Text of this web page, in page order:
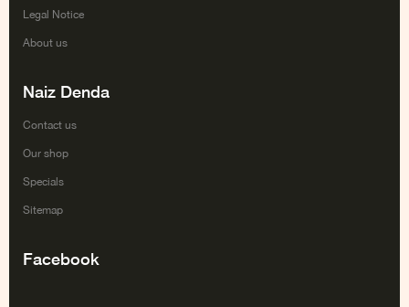
Legal Notice
About us
Naiz Denda
Contact us
Our shop
Specials
Sitemap
Facebook